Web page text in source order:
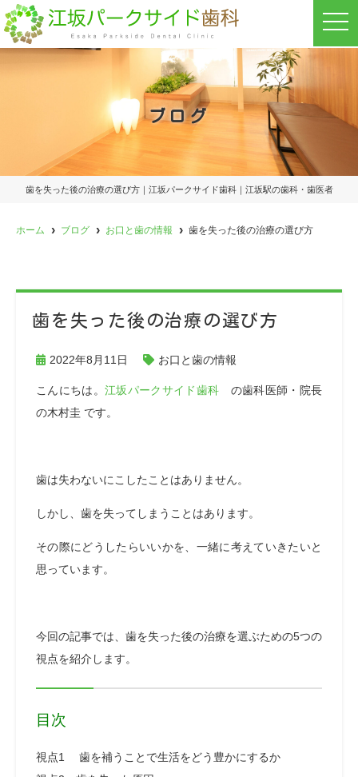
t
o
v
i
ブログ
歯を失った後の治療の選び方｜江坂パークサイド歯科｜江坂駅の歯科・歯医者
ホーム ブログ お口と歯の情報 歯を失った後の治療の選び方
歯を失った後の治療の選び方
2022年8月11日 お口と歯の情報
こんにちは。 江坂パークサイド歯科 の歯科医師・院長
の木村圭 です。
歯は失わないにこしたことはありません。
しかし、歯を失ってしまうことはあります。
その際にどうしたらいいかを、一緒に考えていきたいと
思っています。
今回の記事では、歯を失った後の治療を選ぶための5つの
視点を紹介します。
目次
視点1 歯を補うことで生活をどう豊かにするか